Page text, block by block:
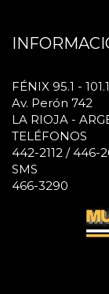
FÉNIX 95.1 - 101.1
Av. Perón 742
LA RIOJA -
TELÉFONOS
442-2112 / 446-
SMS
466-3290